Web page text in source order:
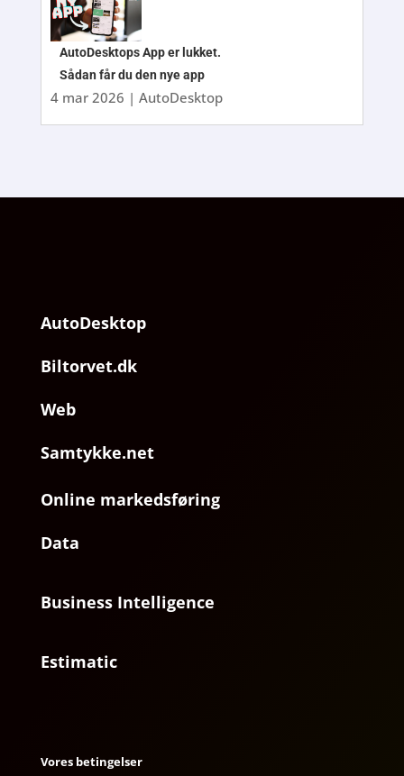
AutoDesktops App er lukket.
Sådan får du den nye app
4 mar 2026 | AutoDesktop
AutoDesktop
Biltorvet.dk
Web
Samtykke.net
Online markedsføring
Data
Business Intelligence
Estimatic
Vores betingelser